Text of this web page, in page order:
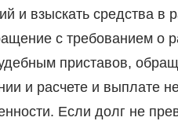
и взыскать средства в
с требованием о
приставов,
и расчете и выплате
Если долг не